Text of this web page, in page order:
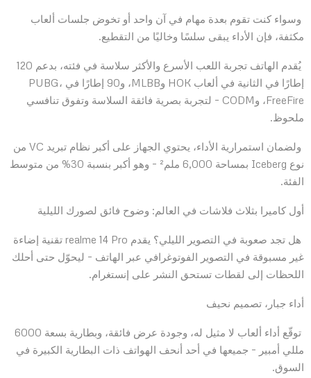
وسواء كنت تقوم بعدة مهام في آن واحد أو تخوض جلسات ألعاب
مكثفة، فإن الأداء يبقى سلسًا وخاليًا من التقطيع.
يُقدم الهاتف تجربة اللعب الأسرع والأكثر سلاسة في فئته، بدعم 120
إطارًا في الثانية في ألعاب HOK وMLBB، و90 إطارًا في PUBG،
FreeFire، وCODM – لتجربة بصرية فائقة السلاسة وتفوق تنافسي
ملحوظ.
ولضمان استمرارية الأداء، يحتوي الجهاز على أكبر نظام تبريد VC من
نوع Iceberg بمساحة 6,000 ملم² – وهو أكبر بنسبة 30% من متوسط
الفئة.
أول كاميرا بثلاث فلاشات في العالم: وضوح فائق لصورك الليلية
هل تجد صعوبة في التصوير الليلي؟ يقدم realme 14 Pro تقنية إضاءة
غير مسبوقة في التصوير الفوتوغرافي عبر الهاتف – ليحوّل حتى أحلك
اللحظات إلى لقطات تستحق النشر على إنستغرام.
أداء جبار، تصميم نحيف
توقّع أداء ألعاب لا مثيل له، وجودة عرض فائقة، وبطارية بسعة 6000
مللي أمبير – جميعها في أحد أنحف الهواتف ذات البطارية الكبيرة في
السوق.